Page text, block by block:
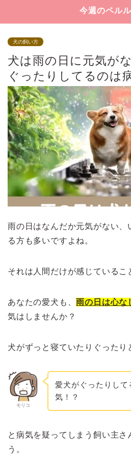
今週のペル
犬の飼い方
犬は雨の日に元気が
ぐったりしてるのは
雨の日はなんだか元気がない、
る方も多いですよね。
それは人間だけが感じているこ
あなたの愛犬も、雨の日は心な
気はしませんか？
犬がずっと寝ていたりぐったり
モリコ
愛犬がぐったりし
気！？
と病気を疑ってしまう飼い主さ
う。